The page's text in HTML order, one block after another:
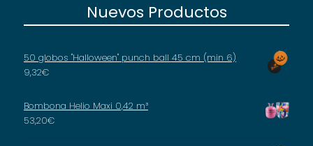
Nuevos Productos
50 globos "Halloween" punch ball 45 cm (min 6)
9,32€
Bombona Helio Maxi 0,42 m³
53,20€